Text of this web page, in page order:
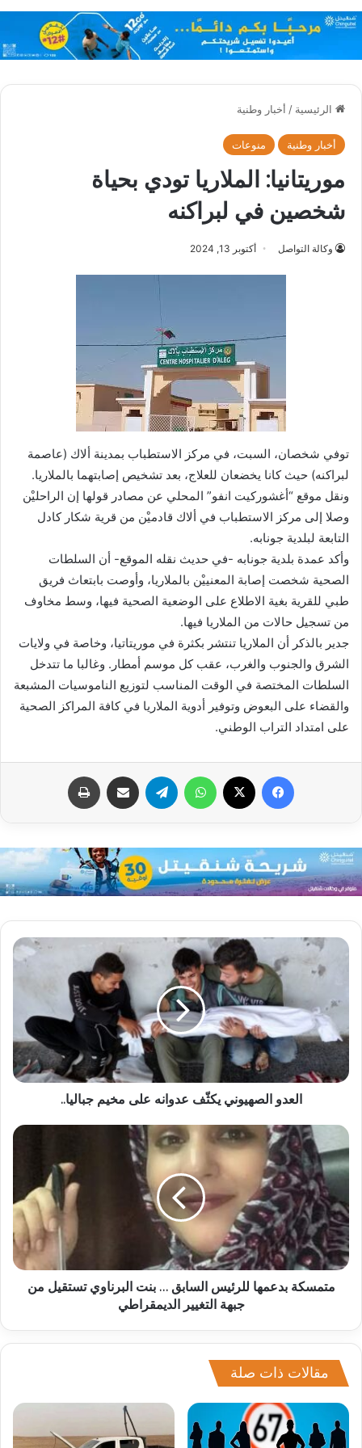
الرئيسية / أخبار وطنية
أخبار وطنية منوعات
موريتانيا: الملاريا تودي بحياة
شخصين في لبراكنه
وكالة التواصل أكتوبر 13, 2024
توفي شخصان، السبت، في مركز الاستطباب بمدينة ألاك (عاصمة
لبراكنه) حيث كانا يخضعان للعلاج، بعد تشخيص إصابتهما بالملاريا.
ونقل موقع “أغشوركيت انفو” المحلي عن مصادر قولها إن الراحليْن
وصلا إلى مركز الاستطباب في ألاك قادميْن من قرية شكار كادل
التابعة لبلدية جونابه.
وأكد عمدة بلدية جونابه -في حديث نقله الموقع- أن السلطات
الصحية شخصت إصابة المعنييْن بالملاريا، وأوصت بابتعاث فريق
طبي للقرية بغية الاطلاع على الوضعية الصحية فيها، وسط مخاوف
من تسجيل حالات من الملاريا فيها.
جدير بالذكر أن الملاريا تنتشر بكثرة في موريتاتيا، وخاصة في ولايات
الشرق والجنوب والغرب، عقب كل موسم أمطار. وغالبا ما تتدخل
السلطات المختصة في الوقت المناسب لتوزيع الناموسيات المشبعة
والقضاء على البعوض وتوفير أدوية الملاريا في كافة المراكز الصحية
على امتداد التراب الوطني.
فيسبوك واتساب تيلقرام مشاركة عبر البريد
العدو الصهيوني يكثّف عدوانه على مخيم جباليا..
متمسكة بدعمها للرئيس السابق … بنت البرناوي تستقيل من
جبهة التغيير الديمقراطي
مقالات ذات صلة